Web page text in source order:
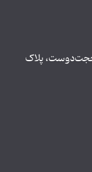
حجت‌دوست، پلاک